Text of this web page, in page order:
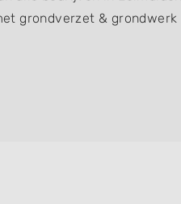
grondverzet & grondwerk